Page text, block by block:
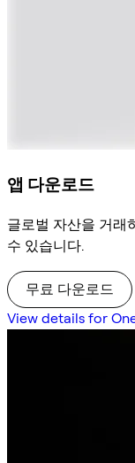
앱 다운로드
글로벌 자산을 거래
수 있습니다.
무료 다운로드
View details for